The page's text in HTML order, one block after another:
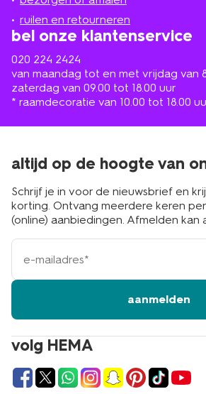
ruilen en retourneren
bel onze klantenservice
020 224 2424
van maandag tot en met vrijdag van
zaterdag van 09.00 tot 18.00 uur
* raamdecoratie van 10.00 tot 18.00
buurt
volg HEMA
altijd op de hoogte van
Schrijf je in voor de nieuwsbrief en
korting. Ontvang meerdere keren
(online) aanbiedingen. Afmelden kan
e-
mailadres
aanmelden